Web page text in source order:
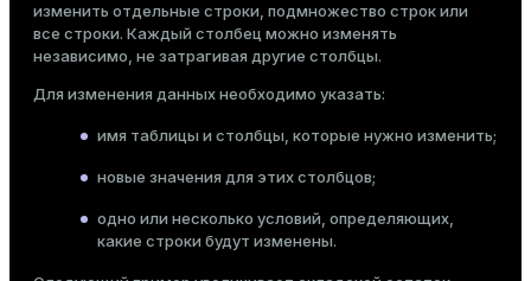
изменить отдельные строки, подмножество строк или
все строки. Каждый столбец можно изменять
независимо, не затрагивая другие столбцы.
Для изменения данных необходимо указать:
имя таблицы и столбцы, которые нужно изменить;
новые значения для этих столбцов;
одно или несколько условий, определяющих,
какие строки будут изменены.